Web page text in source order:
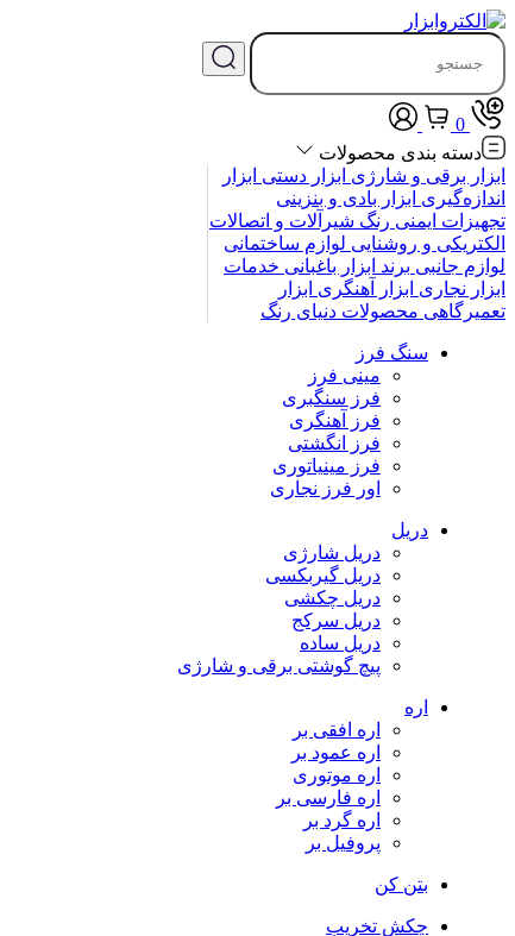
0
دسته بندی محصولات
ابزار برقی و شارژی ابزار دستی ابزار
اندازه‌گیری ابزار بادی و بنزینی
تجهیزات ایمنی رنگ شیرآلات و اتصالات
الکتریکی و روشنایی لوازم ساختمانی
لوازم جانبی برند ابزار باغبانی خدمات
ابزار نجاری ابزار آهنگری ابزار
تعمیرگاهی محصولات دنیای رنگ
سنگ فرز
مینی فرز
فرز سنگبری
فرز آهنگری
فرز انگشتی
فرز مینیاتوری
اور فرز نجاری
دریل
دریل شارژی
دریل گیربکسی
دریل چکشی
دریل سرکج
دریل ساده
پیچ گوشتی برقی و شارژی
اره
اره افقی بر
اره عمود بر
اره موتوری
اره فارسی بر
اره گرد بر
پروفیل بر
بتن کن
چکش تخریب